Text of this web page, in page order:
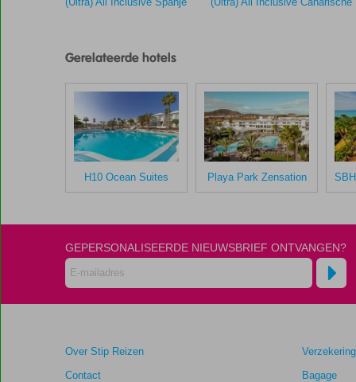
hun
in
Maxorata
Resort
Scores
die
zijn
dan
48
maanden
worden
niet
om
Gerelateerde hotels
H10 Ocean Suites Playa Park Zensation
GEPERSONALISEERDE NIEUWSBRIEF ONTVANGEN?
Over Stip Reizen
Contact
Bagage